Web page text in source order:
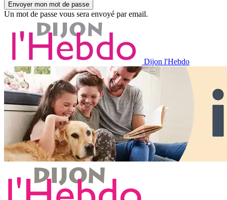
Un mot de passe vous sera envoyé par email.
Dijon l'Hebdo